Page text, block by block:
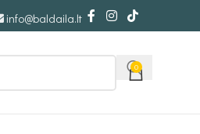
info@baldaila.lt
0